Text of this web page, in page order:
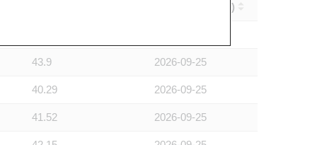
到期日 (年-月-日)
43.9 2026-09-25
40.29 2026-09-25
41.52 2026-09-25